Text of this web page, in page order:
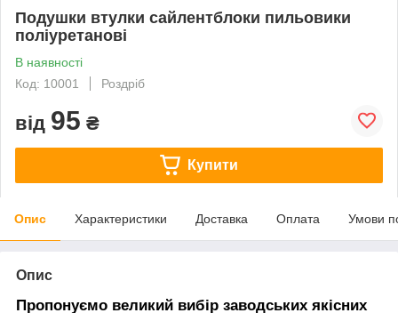
Подушки втулки сайлентблоки пильовики
поліуретанові
В наявності
Код: 10001
Роздріб
від 95 ₴
Купити
Опис Характеристики Доставка Оплата Умови
Опис
Пропонуємо великий вибір заводських якісних